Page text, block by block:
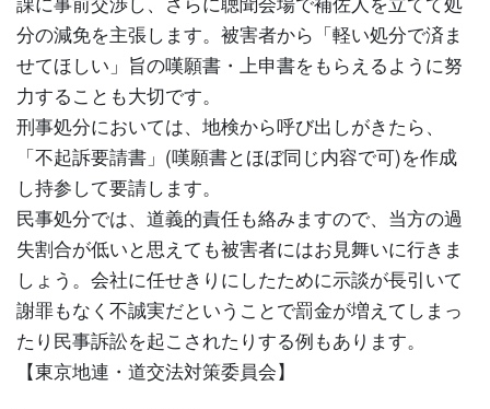
分の減免を主張します。被害者から「軽い処分で済ま
せてほしい」旨の嘆願書・上申書をもらえるように努
力することも大切です。
刑事処分においては、地検から呼び出しがきたら、
「不起訴要請書」(嘆願書とほぼ同じ内容で可)を作成
し持参して要請します。
民事処分では、道義的責任も絡みますので、当方の過
失割合が低いと思えても被害者にはお見舞いに行きま
しょう。会社に任せきりにしたために示談が長引いて
謝罪もなく不誠実だということで罰金が増えてしまっ
たり民事訴訟を起こされたりする例もあります。
【東京地連・道交法対策委員会】